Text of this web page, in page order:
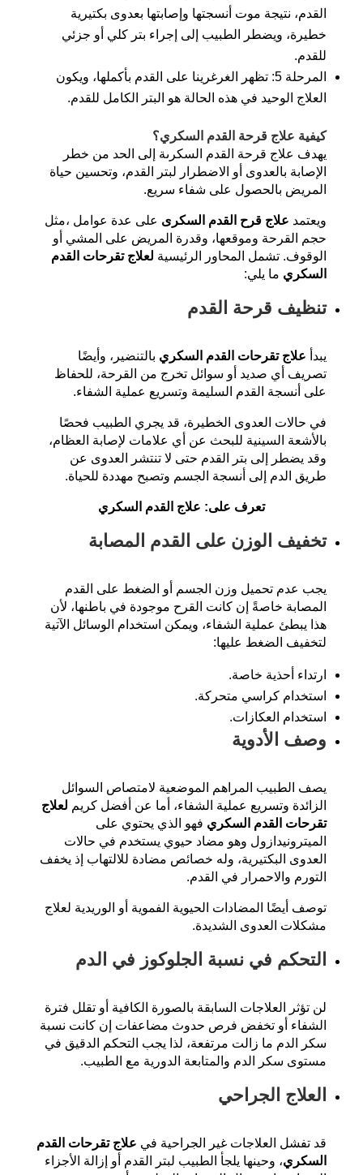
القدم، نتيجة موت أنسجتها وإصابتها بعدوى بكتيرية
خطيرة، ويضطر الطبيب إلى إجراء بتر كلي أو جزئي
للقدم.
المرحلة 5: تظهر
الغرغرينا على القدم بأكملها، ويكون
العلاج الوحيد في هذه الحالة هو البتر الكامل للقدم.
كيفية علاج قرحة القدم السكري؟
يهدف علاج قرحة القدم السكرىة إلى الحد من خطر
الإصابة بالعدوى أو الاضطرار لبتر القدم، وتحسين حياة
المريض بالحصول على شفاء سريع.
ويعتمد علاج قرح القدم السكرى على عدة عوامل ،مثل
حجم القرحة وموقعها، وقدرة المريض على المشي أو
الوقوف. تشمل المحاور الرئيسية لعلاج تقرحات القدم
السكري ما يلي:
تنظيف قرحة القدم
يبدأ علاج تقرحات القدم السكري بالتنضير، وأيضًا
تصريف أي صديد أو سوائل تخرج من القرحة، للحفاظ
على أنسجة القدم السليمة وتسريع عملية الشفاء.
في حالات العدوى الخطيرة، قد يجري الطبيب فحصًا
بالأشعة السينية للبحث عن أي علامات لإصابة العظام،
وقد يضطر إلى بتر القدم حتى لا تنتشر العدوى عن
طريق الدم إلى أنسجة الجسم وتصبح مهددة للحياة.
تعرف على: علاج القدم السكري
تخفيف الوزن على القدم المصابة
يجب عدم تحميل وزن الجسم أو الضغط على القدم
المصابة خاصةً إن كانت القرح موجودة في باطنها، لأن
هذا يبطئ عملية الشفاء، ويمكن استخدام الوسائل الآتية
لتخفيف الضغط عليها:
ارتداء أحذية خاصة.
استخدام كراسي متحركة.
استخدام العكازات.
وصف الأدوية
يصف الطبيب المراهم الموضعية لامتصاص السوائل
الزائدة وتسريع عملية الشفاء، أما عن أفضل كريم لعلاج
تقرحات القدم السكري فهو الذي يحتوي على
الميترونيدازول وهو مضاد حيوي يستخدم في حالات
العدوى البكتيرية، وله خصائص مضادة للالتهاب إذ يخفف
التورم والاحمرار في القدم.
توصف أيضًا المضادات الحيوية الفموية أو الوريدية لعلاج
مشكلات العدوى الشديدة.
التحكم في نسبة الجلوكوز في الدم
لن تؤثر العلاجات السابقة بالصورة الكافية أو تقلل فترة
الشفاء أو تخفض فرص حدوث مضاعفات إن كانت نسبة
سكر الدم ما زالت مرتفعة، لذا يجب التحكم الدقيق في
مستوى سكر الدم والمتابعة الدورية مع الطبيب.
العلاج الجراحي
قد تفشل العلاجات غير الجراحية في علاج تقرحات القدم
السكري، وحينها يلجأ الطبيب لبتر القدم أو إزالة الأجزاء